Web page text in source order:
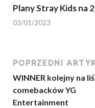
Plany Stray Kids na
03/01/2023
POPRZEDNI
WINNER kolejny na
comebacków YG
Entertainment